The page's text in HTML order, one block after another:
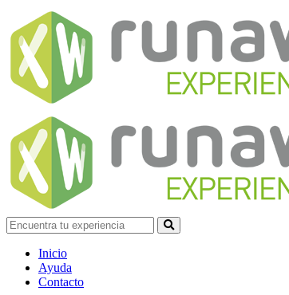
Inicio
Ayuda
Contacto